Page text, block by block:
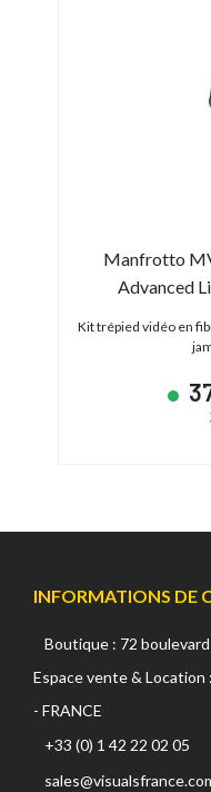
Manfrotto
Advanced
Kit trépied vidéo en
INFORMATIONS DE
Boutique : 72 boulevard
Espace vente & Location
- FRANCE
+33 (0) 1 42 22 02 05